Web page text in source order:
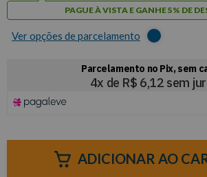
PAGUE À VISTA E GANHE 5% DE
Ver opções de parcelamento
ADICIONAR AO